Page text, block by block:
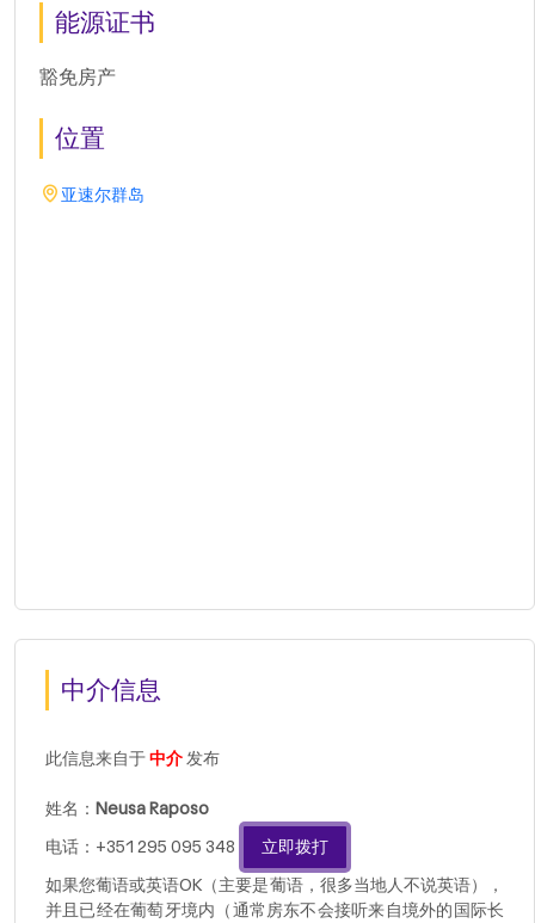
能源证书
豁免房产
位置
亚速尔群岛
中介信息
此信息来自于中介发布
姓名： Neusa Raposo
电话：+351 295 095 348
立即拨打
如果您葡语或英语OK（主要是葡语，很多当地人不说英语），
并且已经在葡萄牙境内（通常房东不会接听来自境外的国际长